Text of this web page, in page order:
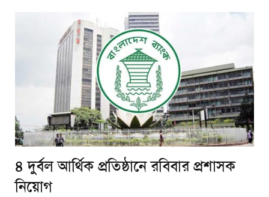
৪ দুর্বল আর্থিক প্রতিষ্ঠানে রবিবার প্রশাসক
নিয়োগ